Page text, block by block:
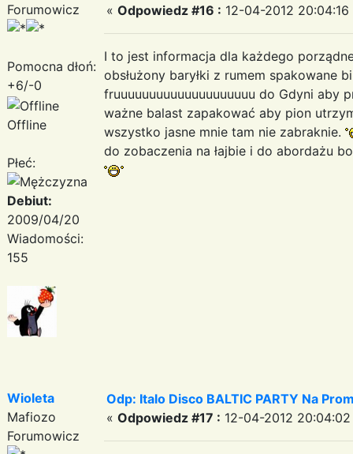
Forumowicz
Pomocna dłoń:
+6/-0
Offline
Płeć:
Debiut:
2009/04/20
Wiadomości:
155
« Odpowiedz #16 : 12-04-2012 20:04:16
I to jest informacja dla każdego
obsłużony baryłki z rumem spakowane
fruuuuuuuuuuuuuuuuuuuu do Gdyni aby
ważne balast zapakować aby pion
wszystko jasne mnie tam nie zabraknie.
do zobaczenia na łajbie i do abordażu
Wioleta
Mafiozo
Forumowicz
Odp: Italo Disco BALTIC PARTY Na
« Odpowiedz #17 : 12-04-2012